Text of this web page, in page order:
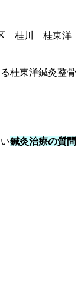
桂東洋鍼灸整骨
鍼灸治療の質問